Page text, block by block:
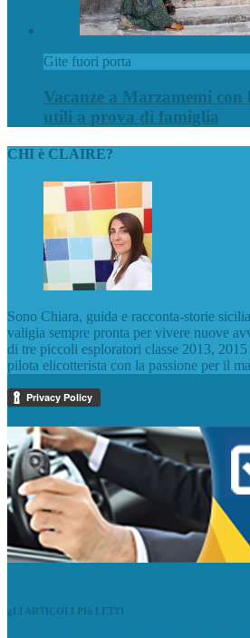
Gite fuori porta
Vacanze a Marzamemi
utili a prova di famiglia
CHI è CLAIRE?
Sono Chiara, guida e racconta-storie
valigia sempre pronta per vivere nuove
di tre piccoli esploratori classe 2013,
pilota elicotterista con la passione per il
gLI ARTICOLI PIù LETTI